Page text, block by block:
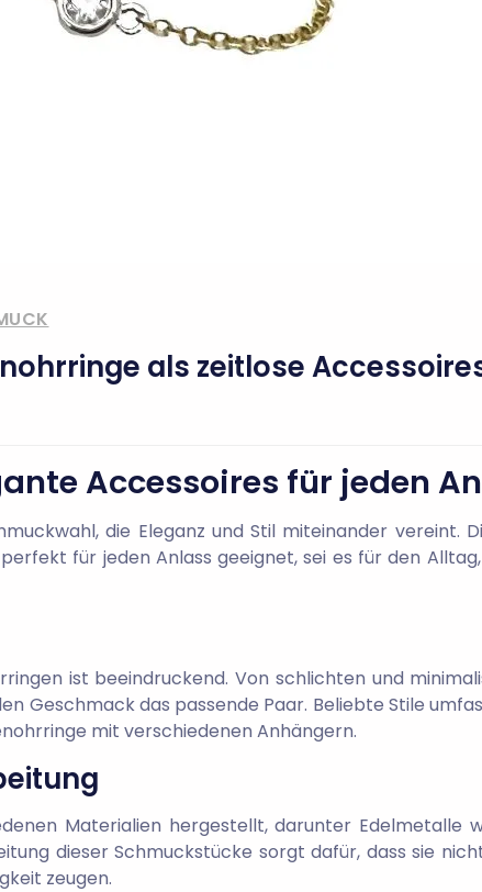
als zeitlose
Accessoires für jeden
die Eleganz und Stil miteinander vereint.
für jeden Anlass geeignet, sei es für den
ist beeindruckend. Von schlichten und
Geschmack das passende Paar. Beliebte Stile
mit verschiedenen Anhängern.
Materialien hergestellt, darunter Edelmetalle
dieser Schmuckstücke sorgt dafür, dass sie
zeugen.